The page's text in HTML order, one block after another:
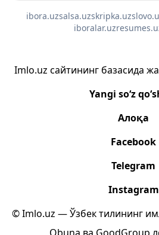
ibora.uzsalsa.uzskripka.uz
iboralar.uz
Imlo.uz сайтининг базасида
Yangi so‘z
Алоқа
Facebook
Telegram
Instagram
© Imlo.uz — Ўзбек тилининг